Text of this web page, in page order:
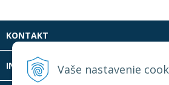
Vaše nastavenie
KONTAKT
INFOLINKA